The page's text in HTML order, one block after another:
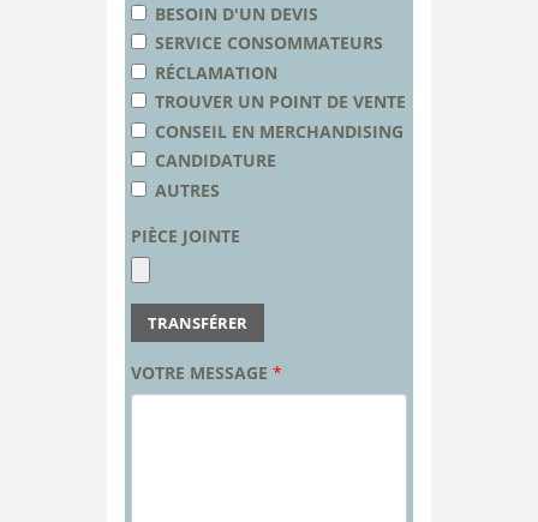
BESOIN D'UN DEVIS
SERVICE CONSOMMATEURS
RÉCLAMATION
TROUVER UN POINT DE VENTE
CONSEIL EN MERCHANDISING
CANDIDATURE
AUTRES
PIÈCE JOINTE
TRANSFÉRER
VOTRE MESSAGE *